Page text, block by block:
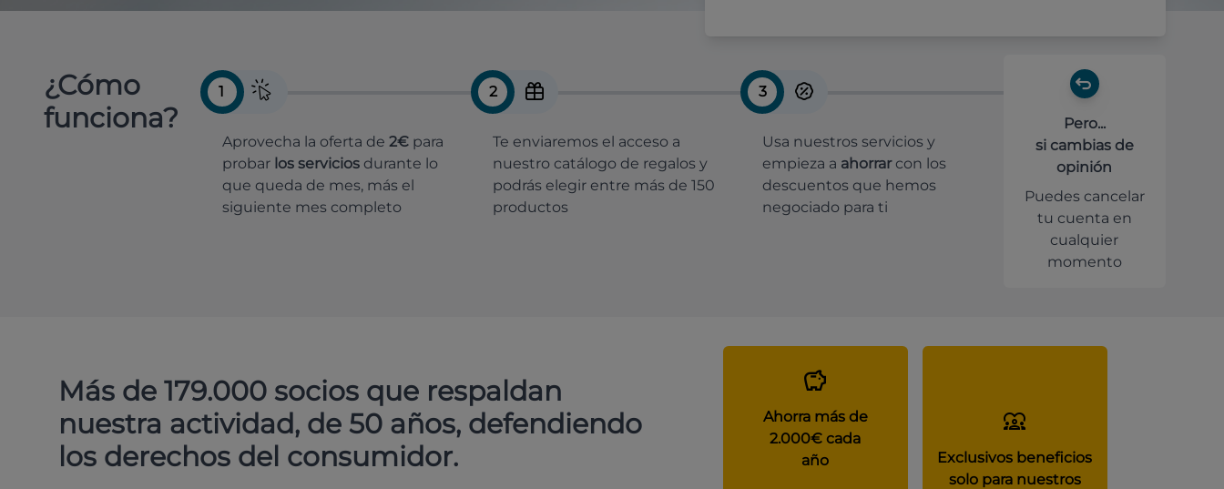
¿Cómo
funciona?
1
Aprovecha la oferta de 2€ para
probar los servicios durante lo
que queda de mes, más el
siguiente mes completo
2
Te enviaremos el acceso a
nuestro catálogo de regalos y
podrás elegir entre más de 150
productos
3
Usa nuestros servicios y
empieza a ahorrar con los
descuentos que hemos
negociado para ti
Pero...
si cambias de
opinión
Puedes cancelar
tu cuenta en
cualquier
momento
Más de 179.000 socios que respaldan
nuestra actividad, de 50 años, defendiendo
los derechos del consumidor.
Ahorra más de
2.000€ cada
año
Exclusivos beneficios
solo para nuestros